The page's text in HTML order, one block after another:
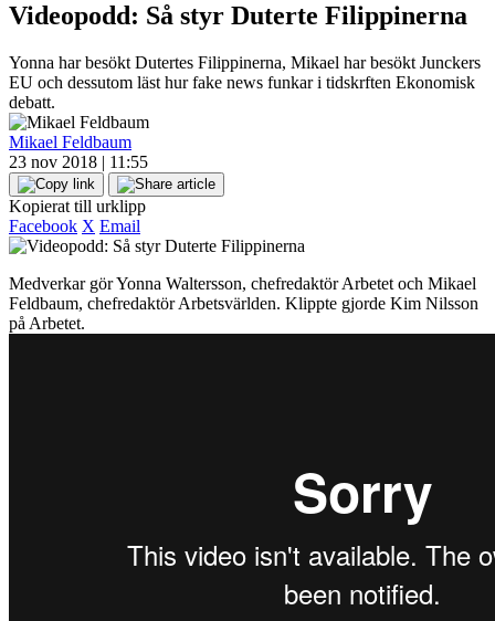
Videopodd: Så styr Duterte Filippinerna
Yonna har besökt Dutertes Filippinerna, Mikael har besökt Junckers
EU och dessutom läst hur fake news funkar i tidskrften Ekonomisk
debatt.
Mikael Feldbaum
23 nov 2018 | 11:55
Kopierat till urklipp
Facebook X Email
Medverkar gör Yonna Waltersson, chefredaktör Arbetet och Mikael
Feldbaum, chefredaktör Arbetsvärlden. Klippte gjorde Kim Nilsson
på Arbetet.